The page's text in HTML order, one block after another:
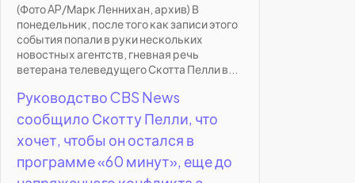
(Фото AP/Марк Леннихан, архив) В
понедельник, после того как записи этого
события попали в руки нескольких
новостных агентств, гневная речь
ветерана телеведущего Скотта Пелли в...
Руководство CBS News
сообщило Скотту Пелли, что
хочет, чтобы он остался в
программе «60 минут», еще до